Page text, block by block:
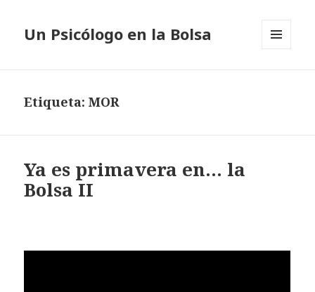
Un Psicólogo en la Bolsa
Etiqueta: MOR
Ya es primavera en… la
Bolsa II